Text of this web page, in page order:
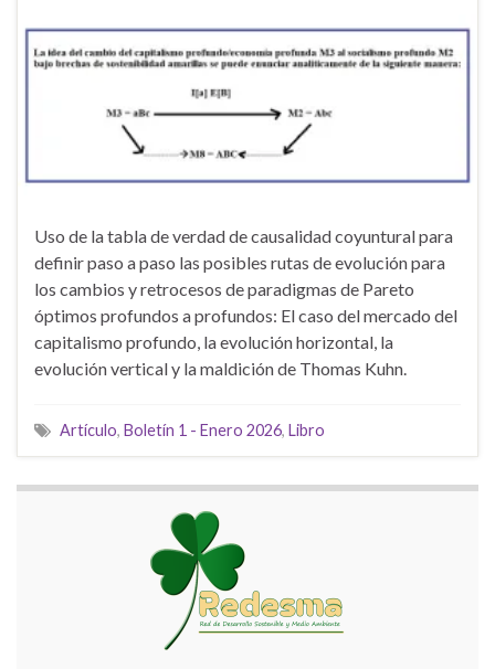
Uso de la tabla de verdad de causalidad coyuntural para
definir paso a paso las posibles rutas de evolución para
los cambios y retrocesos de paradigmas de Pareto
óptimos profundos a profundos: El caso del mercado del
capitalismo profundo, la evolución horizontal, la
evolución vertical y la maldición de Thomas Kuhn.
Artículo, Boletín 1 - Enero 2026, Libro